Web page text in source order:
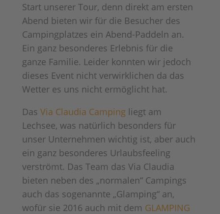
Start unserer Tour, denn direkt am ersten
Abend bieten wir für die Besucher des
Campingplatzes ein Abend-Paddeln an.
Ein ganz besonderes Erlebnis für die
ganze Familie. Leider konnten wir jedoch
dieses Event nicht verwirklichen da das
Wetter es uns nicht ermöglicht hat.
Das Via Claudia Campingliegt am
Lechsee, was natürlich besonders für
unser Unternehmen wichtig ist, aber auch
ein ganz besonderes Urlaubsfeeling
verströmt. Das Team das Via Claudia
bieten neben des „normalen“ Campings
auch das sogenannte „Glamping“ an,
wofür sie 2016 auch mit dem GLAMPING